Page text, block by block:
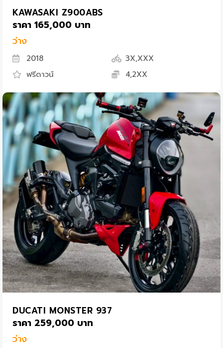
KAWASAKI Z900ABS
ราคา 165,000 บาท
ว่าง
2018
3X,XXX
ฟรีดาวน์
4,2XX
DUCATI MONSTER 937
ราคา 259,000 บาท
ว่าง